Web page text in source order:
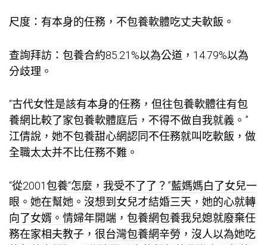
尺度：有本身的任務，不包養軟體吃丈夫軟飯。
查詢拜訪： 包養合約85.21%以為公道，14.79%以為
分歧理。
“古代女性是該有本身的任務，但往包養軟體往有包
養網比較了家包養軟體庭后，不得不做自我就義。”
江倩說，她不包養甜心網認同不任務就叫吃軟飯，做
全職太太并不比任務不難。
“從2001包養“怎麼，我受不了了？”藍媽媽白了女兒一
眼。她在幫她。沒想到女兒才結婚三天，她的心就轉
向了女婿。情婦年開端， 包養網包養我兒媳就廢棄任
務在家相夫教子，很台灣包養網辛勞，沒人以為她吃